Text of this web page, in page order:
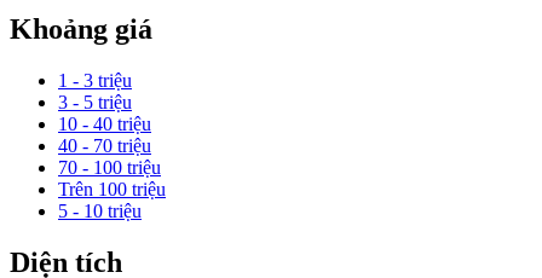
Khoảng giá
1 - 3 triệu
3 - 5 triệu
10 - 40 triệu
40 - 70 triệu
70 - 100 triệu
Trên 100 triệu
5 - 10 triệu
Diện tích